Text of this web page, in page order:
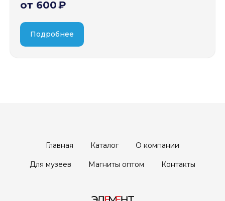
от 600 ₽
Подробнее
Главная Каталог О компании
Для музеев Магниты оптом Контакты